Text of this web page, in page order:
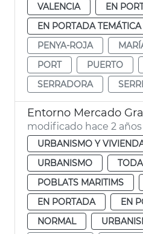
VALENCIA
EN
EN PORTADA TEMÁTICA
PENYA-ROJA
PORT
PUERTO
SERRADORA
Entorno Mercado
modificado hace 2 años
URBANISMO Y
URBANISMO
POBLATS MARITIMS
EN PORTADA
EN
NORMAL